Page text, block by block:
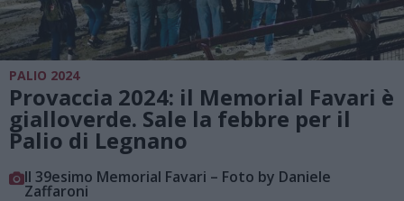
PALIO 2024
Provaccia 2024: il Memorial Favari è
gialloverde. Sale la febbre per il
Palio di Legnano
Il 39esimo Memorial Favari – Foto by Daniele
Zaffaroni